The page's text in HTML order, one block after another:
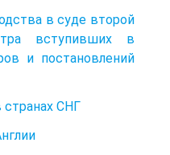
в суде второй
вступивших в
и постановлений
странах СНГ